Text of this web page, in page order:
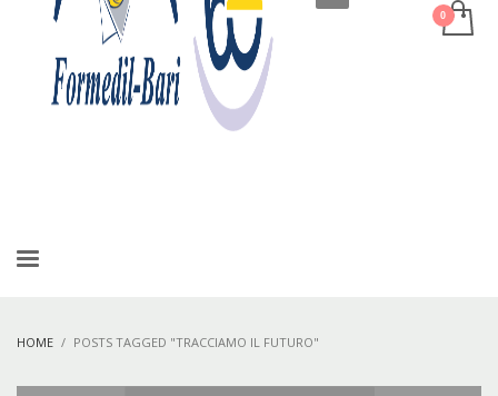
HOME POSTS TAGGED "TRACCIAMO IL FUTURO"